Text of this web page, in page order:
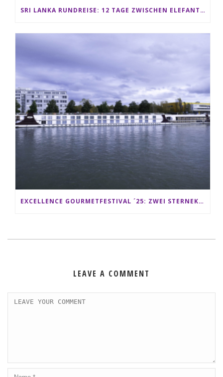
SRI LANKA RUNDREISE: 12 TAGE ZWISCHEN ELEFANTEN, TEEPLANTAGEN & STRAND ALS FAMILIE
EXCELLENCE GOURMETFESTIVAL ´25: ZWEI STERNEKÖCHE ANTONIO GUIDA & DARIO MORESCO VERWÖHNEN IHRE GÄSTE AUF EINER LUXERIÖSEN SCHIFFSREISE
LEAVE A COMMENT